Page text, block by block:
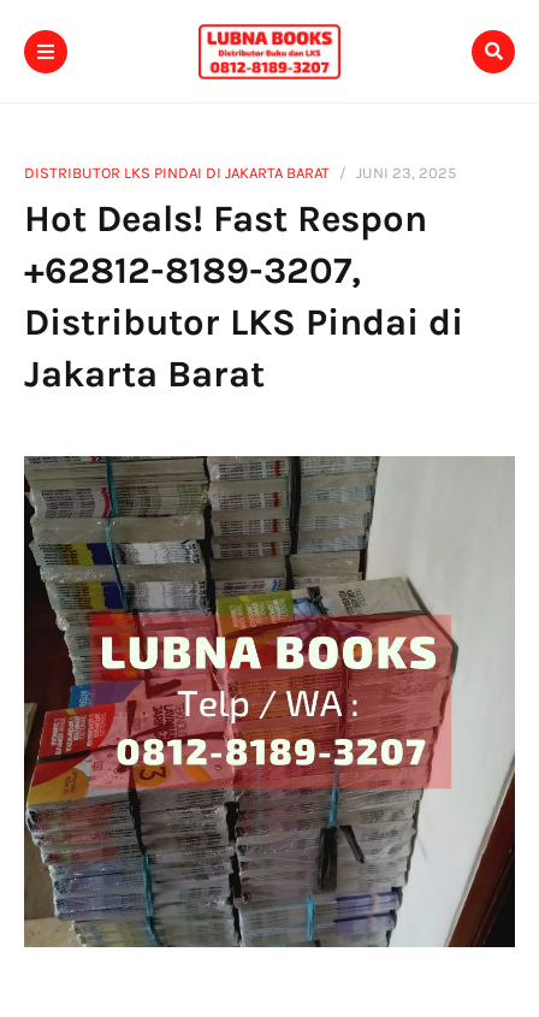
DISTRIBUTOR LKS PINDAI DI JAKARTA BARAT JUNI 23, 2025
Hot Deals! Fast Respon
+62812-8189-3207,
Distributor LKS Pindai di
Jakarta Barat